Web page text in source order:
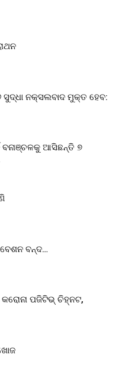
ସୁଦ୍ଧା ନକ୍ସଲବାଦ ମୁକ୍ତ ହେବ:
ଆସିଛନ୍ତି ୭
ବନ୍ଦ…
କରୋନା ପଜିଟିଭ୍ ଚିହ୍ନଟ,